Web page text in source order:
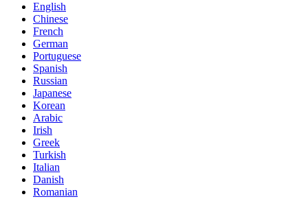
English
Chinese
French
German
Portuguese
Spanish
Russian
Japanese
Korean
Arabic
Irish
Greek
Turkish
Italian
Danish
Romanian